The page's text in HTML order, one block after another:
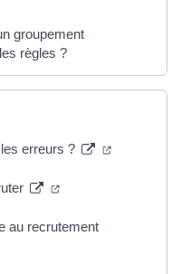
groupement
règles ?
erreurs ? (ouverture
(ouverture dans un
au recrutement
un nouvel onglet)